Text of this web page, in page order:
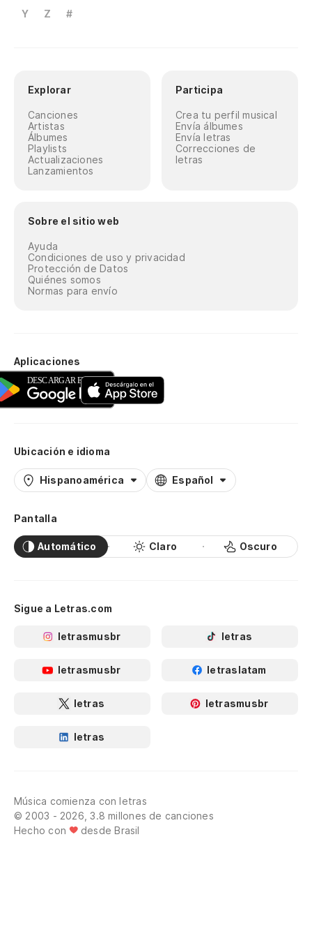
Y
Z #
Explorar
Canciones
Artistas
Álbumes
Playlists
Actualizaciones
Lanzamientos
Participa
Crea tu perfil musical
Envía álbumes
Envía letras
Correcciones de
letras
Sobre el sitio web
Ayuda
Condiciones de uso y privacidad
Protección de Datos
Quiénes somos
Normas para envío
Aplicaciones
Ubicación e idioma
Hispanoamérica Español
Pantalla
Automático Claro Oscuro
Sigue a Letras.com
letrasmusbr letras
letrasmusbr letraslatam
letras letrasmusbr
letras
Música comienza con letras
© 2003 - 2026, 3.8 millones de canciones
Hecho con
desde Brasil